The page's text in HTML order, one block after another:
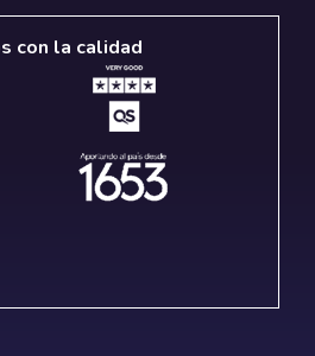
con la calidad